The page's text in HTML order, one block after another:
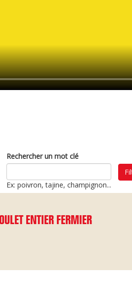
Rechercher un mot clé
Ex: poivron, tajine, champignon...
ENTIER FERMIER